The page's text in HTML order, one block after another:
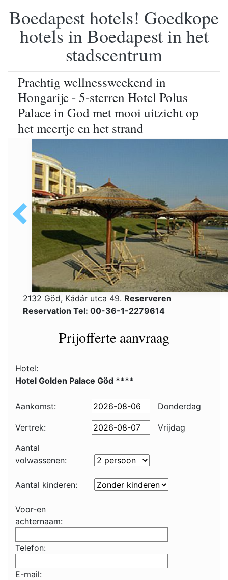
Boedapest hotels! Goedkope
hotels in Boedapest in het
stadscentrum
Prachtig wellnessweekend in
Hongarije - 5-sterren Hotel Polus
Palace in God met mooi uitzicht op
het meertje en het strand
2132 Göd, Kádár utca 49. Reserveren
Reservation Tel: 00-36-1-2279614
Prijofferte aanvraag
Hotel:
Hotel Golden Palace Göd ****
Aankomst: Donderdag
Vertrek:
Vrijdag
Aantal
volwassenen:
Aantal kinderen:
Voor-en
achternaam:
Telefon:
E-mail: